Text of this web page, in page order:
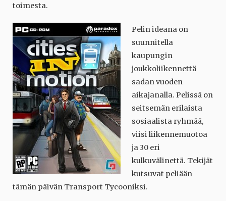
toimesta.
Pelin ideana on
suunnitella
kaupungin
joukkoliikennettä
sadan vuoden
aikajanalla. Pelissä on
seitsemän erilaista
sosiaalista ryhmää,
viisi liikennemuotoa
ja 30 eri
kulkuvälinettä. Tekijät
kutsuvat peliään
tämän päivän Transport Tycooniksi.